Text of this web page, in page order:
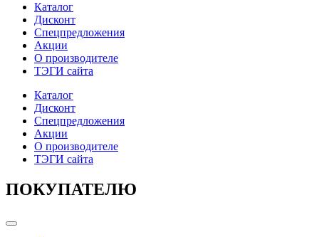
Каталог
Дисконт
Спецпредложения
Акции
О производителе
ТЭГИ сайта
Каталог
Дисконт
Спецпредложения
Акции
О производителе
ТЭГИ сайта
ПОКУПАТЕЛЮ
Categories